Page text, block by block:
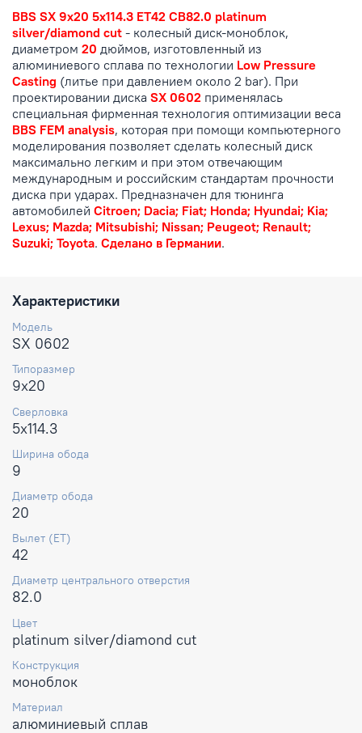
BBS SX 9x20 5x114.3 ET42 CB82.0 platinum
silver/diamond cut - колесный диск-моноблок,
диаметром 20 дюймов, изготовленный из
алюминиевого сплава по технологии Low Pressure
Casting (литье при давлением около 2 bar). При
проектировании диска SX 0602 применялась
специальная фирменная технология оптимизации веса
BBS FEM analysis, которая при помощи компьютерного
моделирования позволяет сделать колесный диск
максимально легким и при этом отвечающим
международным и российским стандартам прочности
диска при ударах. Предназначен для тюнинга
автомобилей Citroen; Dacia; Fiat; Honda; Hyundai; Kia;
Lexus; Mazda; Mitsubishi; Nissan; Peugeot; Renault;
Suzuki; Toyota. Сделано в Германии.
Характеристики
Модель
SX 0602
Типоразмер
9x20
Сверловка
5x114.3
Ширина обода
9
Диаметр обода
20
Вылет (ET)
42
Диаметр центрального отверстия
82.0
Цвет
platinum silver/diamond cut
Конструкция
моноблок
Материал
алюминиевый сплав